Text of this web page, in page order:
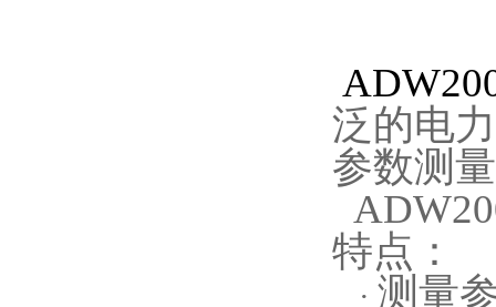
泛的电
参数测
特点：
· 测量